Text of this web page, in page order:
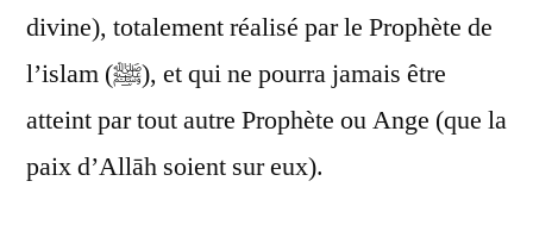
divine), totalement réalisé par le Prophète de
l’islam (ﷺ), et qui ne pourra jamais être
atteint par tout autre Prophète ou Ange (que la
paix d’Allāh soient sur eux).